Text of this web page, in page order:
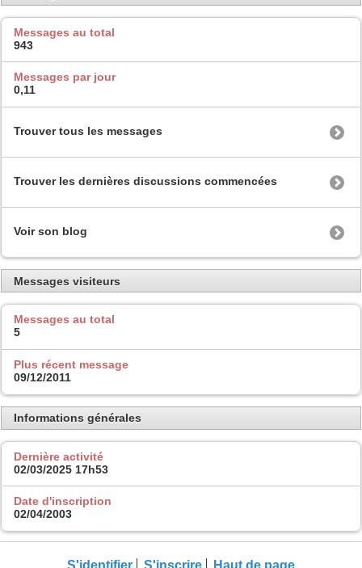
Messages au total
943
Messages par jour
0,11
Trouver tous les messages
Trouver les dernières discussions commencées
Voir son blog
Messages visiteurs
Messages au total
5
Plus récent message
09/12/2011
Informations générales
Dernière activité
02/03/2025 17h53
Date d'inscription
02/04/2003
S'identifier S'inscrire Haut de page